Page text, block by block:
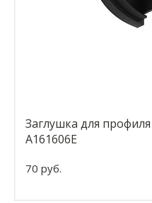
Заглушка для профиля
A161606E
70 руб.